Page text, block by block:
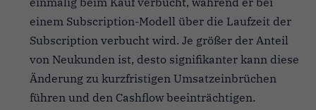
einem Subscription-Modell über die Laufzeit der
Subscription verbucht wird. Je größer der Anteil
von Neukunden ist, desto signifikanter kann diese
Änderung zu kurzfristigen Umsatzeinbrüchen
führen und den Cashflow beeinträchtigen.